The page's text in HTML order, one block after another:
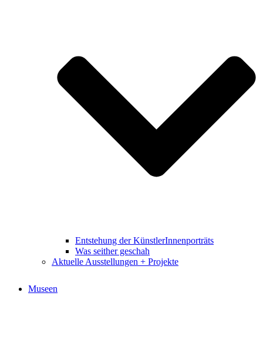
Entstehung der KünstlerInnenporträts
Was seither geschah
Aktuelle Ausstellungen + Projekte
Museen